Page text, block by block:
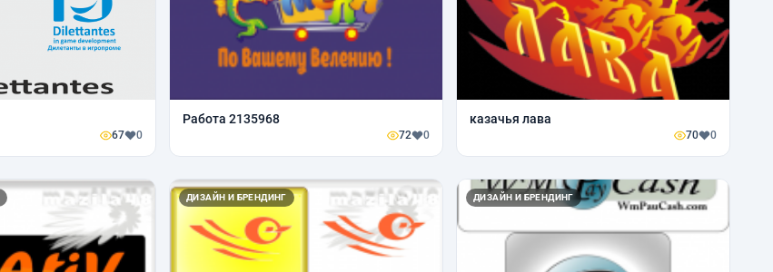
67 0
Работа 2135968
72 0
казачья лава
70 0
ДИЗАЙН И БРЕНДИНГ ДИЗАЙН И БРЕНДИНГ